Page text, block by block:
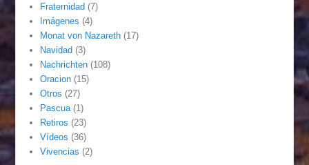
Fraternidad (7)
Imágenes (4)
Monat von Nazareth (17)
Navidad (3)
Nachrichten (108)
Oracion (15)
Otros (27)
Pascua (1)
Retiros (23)
Vídeos (36)
Vivencias (2)